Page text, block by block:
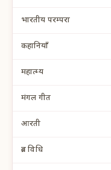
भारतीय परम्परा
कहानियाँ
महात्म्य
मंगल गीत
आरती
व्रत विधि